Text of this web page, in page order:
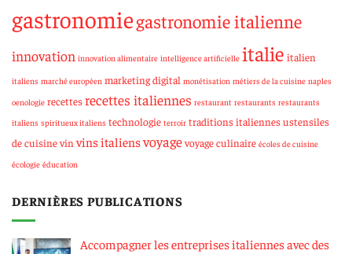
gastronomiegastronomie italienne
innovation innovation alimentaire intelligence artificielle italie italien
italiens marché européen marketing digital monétisation métiers de la cuisine naples
oenologie recettesrecettes italiennes restaurant restaurants restaurants
italiens spiritueux italiens technologie terroir traditions italiennesustensiles
de cuisinevin vins italiensvoyagevoyage culinaire écoles de cuisine
écologie éducation
DERNIÈRES PUBLICATIONS
Accompagner les entreprises italiennes avec des